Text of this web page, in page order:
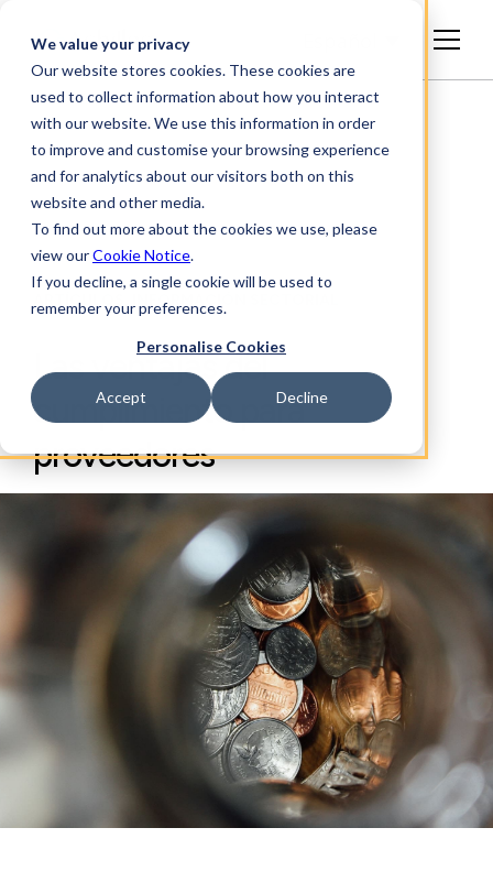
We value your privacy
Our website stores cookies. These cookies are
used to collect information about how you interact
with our website. We use this information in order
to improve and customise your browsing experience
and for analytics about our visitors both on this
website and other media.
To find out more about the cookies we use, please
view ourCookie Notice.
If you decline, a single cookie will be used to
remember your preferences.
Personalise Cookies
Accept Decline
ARTÍCULOS, INFORMACIÓN SECTORIAL
Las ventajas del
cumplimiento para
proveedores